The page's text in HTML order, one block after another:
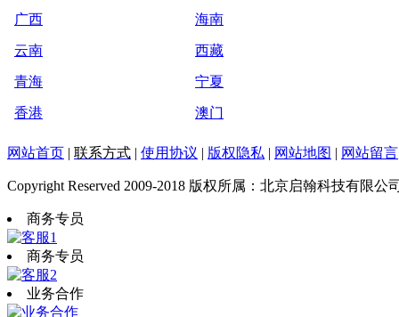
广西 海南
云南 西藏
青海 宁夏
香港 澳门
网站首页 | 联系方式 | 使用协议 | 版权隐私 | 网站地图 | 网站留言
Copyright Reserved 2009-2018 版权所属：北京启翰科技有限公
商务专员
商务专员
业务合作